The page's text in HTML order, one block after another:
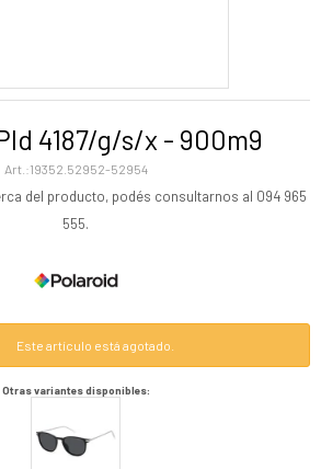
4187/g/s/x - 900m9
19352.52952-52954
del producto, podés consultarnos al 094 965
555.
Este artículo está agotado.
Otras variantes disponibles: